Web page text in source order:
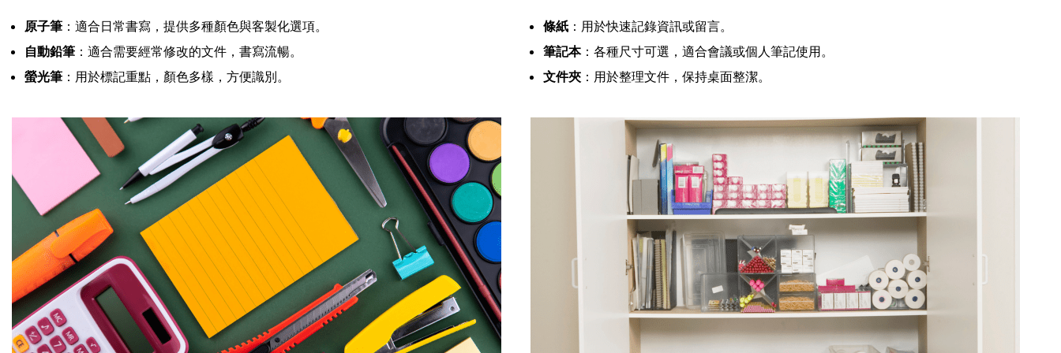
原子筆 ：適合日常書寫，提供多種顏色與客製化選項。
自動鉛筆 ：適合需要經常修改的文件，書寫流暢。
螢光筆 ：用於標記重點，顏色多樣，方便識別。
條紙 ：用於快速記錄資訊或留言。
筆記本：各種尺寸可選，適合會議或個人筆記使用。
文件夾 ：用於整理文件，保持桌面整潔。